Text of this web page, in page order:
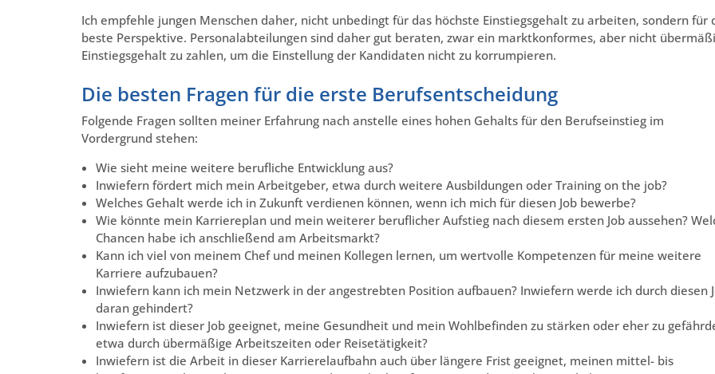
Ich empfehle jungen Menschen daher, nicht unbedingt für das höchste Einstiegsgehalt zu arbeiten, sondern für
beste Perspektive. Personalabteilungen sind daher gut beraten, zwar ein marktkonformes, aber nicht
Einstiegsgehalt zu zahlen, um die Einstellung der Kandidaten nicht zu korrumpieren.
Die besten Fragen für die erste Berufsentscheidung
Folgende Fragen sollten meiner Erfahrung nach anstelle eines hohen Gehalts für den Berufseinstieg im
Vordergrund stehen:
Wie sieht meine weitere berufliche Entwicklung aus?
Inwiefern fördert mich mein Arbeitgeber, etwa durch weitere Ausbildungen oder Training on the job?
Welches Gehalt werde ich in Zukunft verdienen können, wenn ich mich für diesen Job bewerbe?
Wie könnte mein Karriereplan und mein weiterer beruflicher Aufstieg nach diesem ersten Job aussehen?
Chancen habe ich anschließend am Arbeitsmarkt?
Kann ich viel von meinem Chef und meinen Kollegen lernen, um wertvolle Kompetenzen für meine weitere
Karriere aufzubauen?
Inwiefern kann ich mein Netzwerk in der angestrebten Position aufbauen? Inwiefern werde ich durch diesen
daran gehindert?
Inwiefern ist dieser Job geeignet, meine Gesundheit und mein Wohlbefinden zu stärken oder eher zu
etwa durch übermäßige Arbeitszeiten oder Reisetätigkeit?
Inwiefern ist die Arbeit in dieser Karrierelaufbahn auch über längere Frist geeignet, meinen mittel- bis